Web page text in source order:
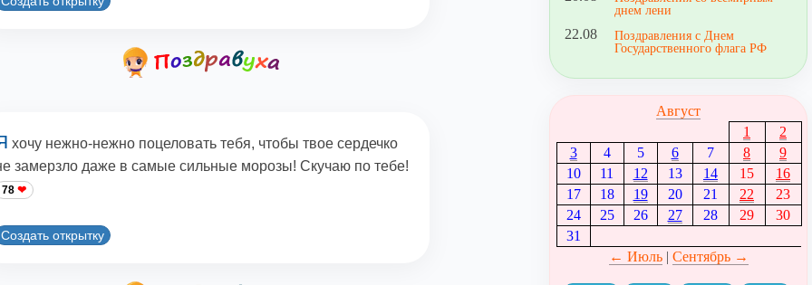
хочу нежно-нежно поцеловать тебя, чтобы твое сердечко
замерзло даже в самые сильные морозы! Скучаю по тебе!
78
Создать открытку
днем лени
22.08
Поздравления с Днем
Государственного флага РФ
Август
1
2
3
4 5 6 7 8
9
10
11 12 13 14 15
16
17
18 19 20 21 22
23
24
25 26 27 28 29
30
31
← Июль| Сентябрь →